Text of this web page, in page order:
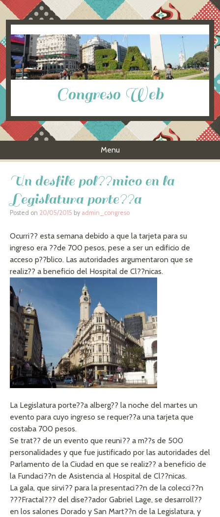
Congreso Web
Menu
Un desfile pol??mico en la
Legislatura porte??a
Posted on 20/05/2015 by admin_congreso
Ocurri?? esta semana debido a que la tarjeta para su
ingreso era ??de 700 pesos, pese a ser un edificio de
acceso p??blico. Las autoridades argumentaron que se
realiz?? a beneficio del Hospital de Cl??nicas.
La Legislatura porte??a alberg?? la noche del martes un
evento para cuyo ingreso se requer??a una tarjeta que
costaba 700 pesos.
Se trat?? de un evento que reuni?? a m??s de 500
personalidades y que fue justificado por las autoridades del
Parlamento de la Ciudad en que se realiz?? a beneficio de
la Fundaci??n de Asistencia al Hospital de Cl??nicas.
La gala, que sirvi?? para la presentaci??n de la colecci??n
???Fractal??? del dise??ador Gabriel Lage, se desarroll??
en los salones Dorado y San Mart??n de la Legislatura, y